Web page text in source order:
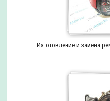
Изготовление и замена